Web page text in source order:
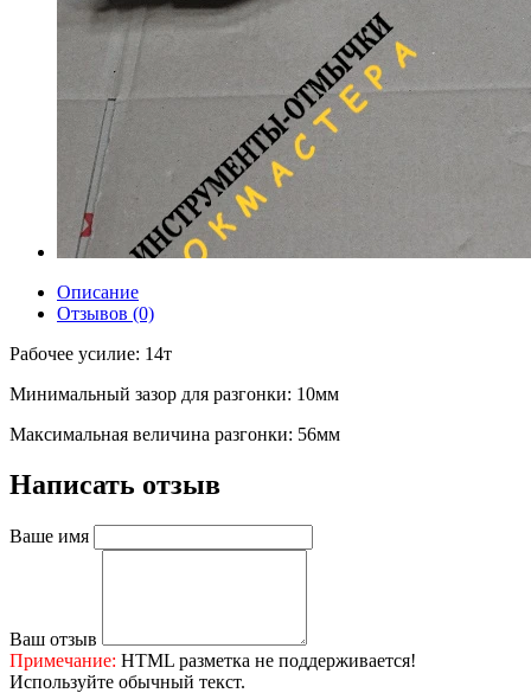
Описание
Отзывов (0)
Рабочее усилие: 14т
Минимальный зазор для разгонки: 10мм
Максимальная величина разгонки: 56мм
Написать отзыв
Ваше имя
Ваш отзыв
Примечание: HTML разметка не поддерживается!
Используйте обычный текст.